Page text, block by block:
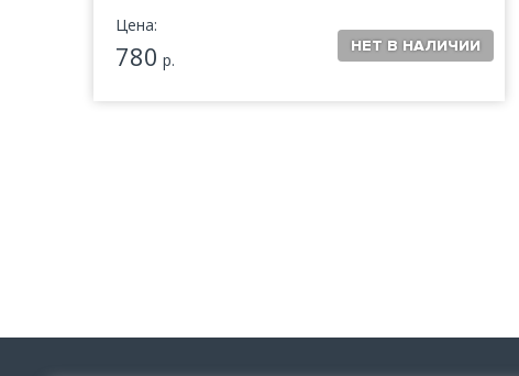
Цена:
780 р.